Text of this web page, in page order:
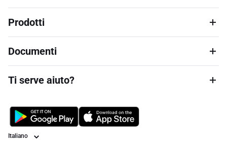
Prodotti
Documenti
Ti serve aiuto?
Lingua